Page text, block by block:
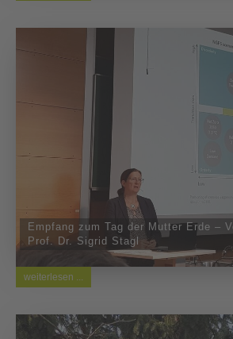
Empfang zum Tag der Mutter Erde –
Prof. Dr. Sigrid Stagl
weiterlesen ...